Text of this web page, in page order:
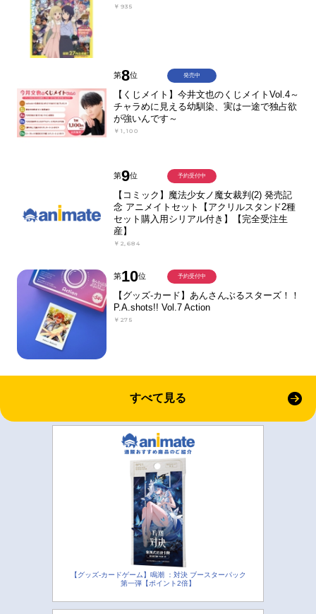
￥935
第8位
【くじメイト】今井文也のくじメイトVol.4～
チャラめに見える幼馴染、実は一途で独占欲
が強いんです～
￥1,100
発売中
第9位
【コミック】魔法少女ノ魔女裁判(2) 発売記
念 アニメイトセット【アクリルスタンド2種
セット購入用シリアル付き】【完全受注生
産】
￥2,684
予約受付中
第10位
【グッズ-カード】あんさんぶるスターズ！！
P.A.shots!! Vol.7 Action
￥275
予約受付中
すべて見る
【グッズ-カードゲーム】鳴潮 ：対決 ブースターパック
第一弾【ポイント2倍】